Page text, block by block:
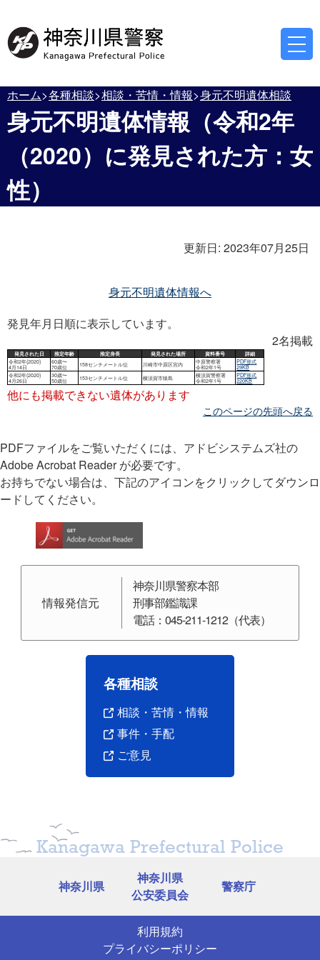
ホーム 各種相談 相談・苦情・情報 身元不明遺体相談
身元不明遺体情報（令和2年
（2020）に発見された方：女
性）
更新日: 2023年07月25日
身元不明遺体情報へ
発見年月日順に表示しています。
2名掲載
令和2年(2020)
4月26日
50歳位
153センチメートル位
他にも掲載できない遺体があります
このページの先頭へ戻る
PDFファイルをご覧いただくには、アドビシステムズ社の
Adobe Acrobat Reader が必要です。
お持ちでない場合は、下記のアイコンをクリックしてダウンロ
ードしてください。
情報発信元
神奈川県警察本部
刑事部鑑識課
電話：045-211-1212（代表）
各種相談
相談・苦情・情報
事件・手配
ご意見
Kanagawa Prefectural Police
神奈川県
神奈川県
公安委員会
警察庁
利用規約
プライバシーポリシー